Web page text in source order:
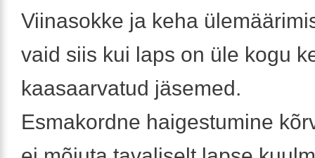
Viinasokke ja keha
vaid siis kui laps on üle kogu
kaasaarvatud jäsemed.
Esmakordne haigestumine